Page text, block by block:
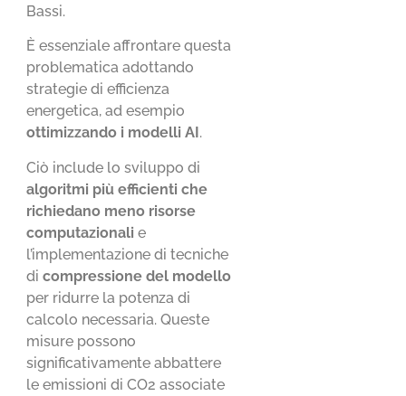
Bassi.
È essenziale affrontare questa
problematica adottando
strategie di efficienza
energetica, ad esempio
ottimizzando i modelli AI .
Ciò include lo sviluppo di
algoritmi più efficienti che
richiedano meno risorse
computazionali e
l’implementazione di tecniche
dicompressione del modello
per ridurre la potenza di
calcolo necessaria. Queste
misure possono
significativamente abbattere
le emissioni di CO2 associate